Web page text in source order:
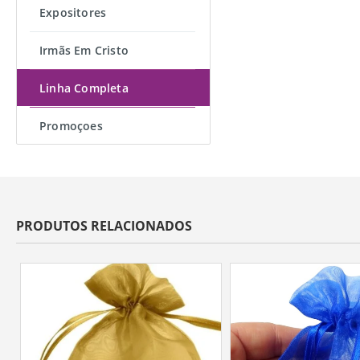
Expositores
Irmãs Em Cristo
Linha Completa
Promoçoes
PRODUTOS RELACIONADOS